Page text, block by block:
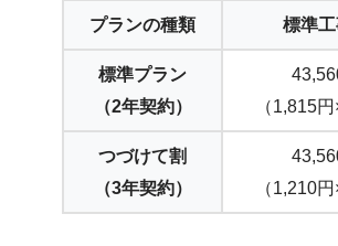
プランの種類 標準
標準プラン
（2年契約）
（1,815円
つづけて割
（3年契約）
（1,210円